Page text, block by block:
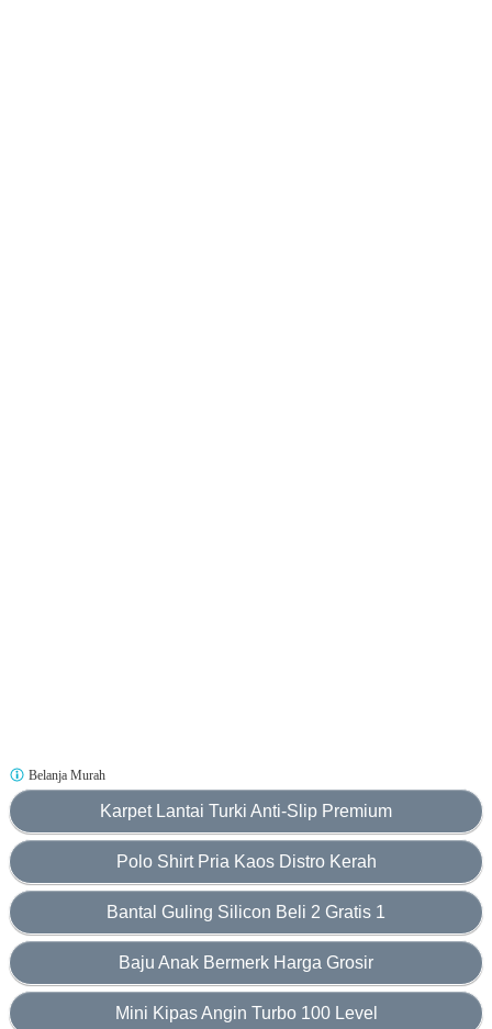
Karpet Lantai Turki Anti-Slip Premium
Polo Shirt Pria Kaos Distro Kerah
Bantal Guling Silicon Beli 2 Gratis 1
Baju Anak Bermerk Harga Grosir
Mini Kipas Angin Turbo 100 Level
Belanja Murah